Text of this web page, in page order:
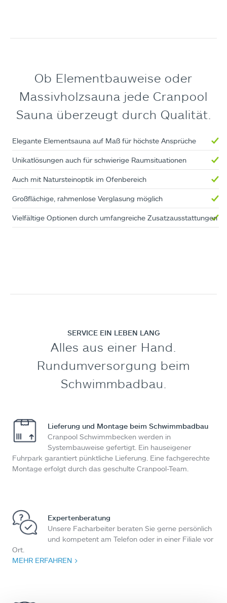
Ob Elementbauweise oder
Massivholzsauna jede Cranpool
Sauna überzeugt durch Qualität.
Elegante Elementsauna auf Maß für höchste Ansprüche
Unikatlösungen auch für schwierige Raumsituationen
Auch mit Natursteinoptik im Ofenbereich
Großflächige, rahmenlose Verglasung möglich
Vielfältige Optionen durch umfangreiche Zusatzausstattungen
SERVICE EIN LEBEN LANG
Alles aus einer Hand.
Rundumversorgung beim
Schwimmbadbau.
Lieferung und Montage beim Schwimmbadbau
Cranpool Schwimmbecken werden in
Systembauweise gefertigt. Ein hauseigener
Fuhrpark garantiert pünktliche Lieferung. Eine fachgerechte
Montage erfolgt durch das geschulte Cranpool-Team.
Expertenberatung
Unsere Facharbeiter beraten Sie gerne persönlich
und kompetent am Telefon oder in einer Filiale vor
Ort.
MEHR ERFAHREN >